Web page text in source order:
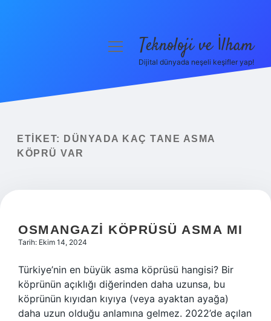
Yasal Uyarı
menüyüTeknoloji ve İlham
Dijital dünyada neşeli keşifler yap!
ETIKET:
DÜNYADA KAÇ TANE ASMA
KÖPRÜ VAR
OSMANGAZI KÖPRÜSÜ ASMA MI
Tarih: Ekim 14, 2024
Türkiye’nin en büyük asma köprüsü hangisi? Bir
köprünün açıklığı diğerinden daha uzunsa, bu
köprünün kıyıdan kıyıya (veya ayaktan ayağa)
daha uzun olduğu anlamına gelmez. 2022’de açılan